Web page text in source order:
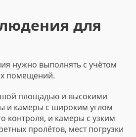
для
нужно выполнять с учётом
помещений.
площадью и высокими
и камеры с широким углом
контроля, и камеры с узким
пролётов, мест погрузки